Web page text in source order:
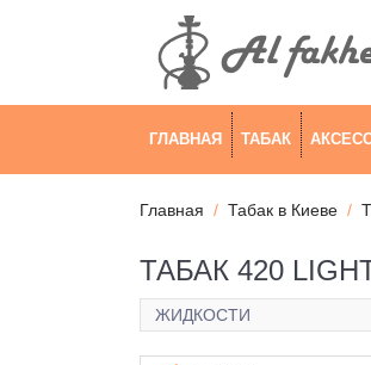
ГЛАВНАЯ ТАБАК
Главная Табак в Киеве
ТАБАК 420
ЖИДКОСТИ